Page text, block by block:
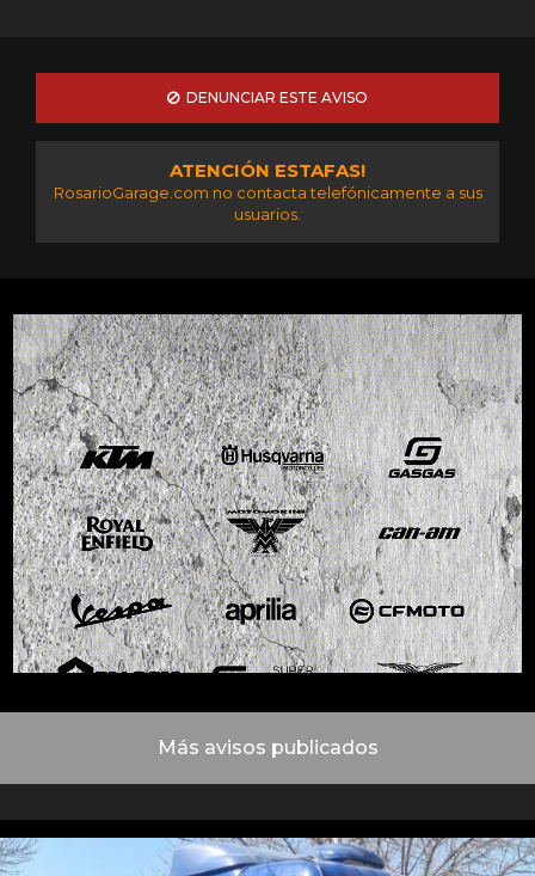
DENUNCIAR ESTE AVISO
ATENCIÓN ESTAFAS!
RosarioGarage.com no contacta telefónicamente a sus
usuarios.
Más avisos publicados